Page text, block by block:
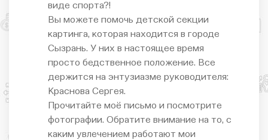
виде спорта?!
Вы можете помочь детской секции
картинга, которая находится в городе
Сызрань. У них в настоящее время
просто бедственное положение. Все
держится на энтузиазме руководителя:
Краснова Сергея.
Прочитайте моё письмо и посмотрите
фотографии. Обратите внимание на то, с
каким увлечением работают мои